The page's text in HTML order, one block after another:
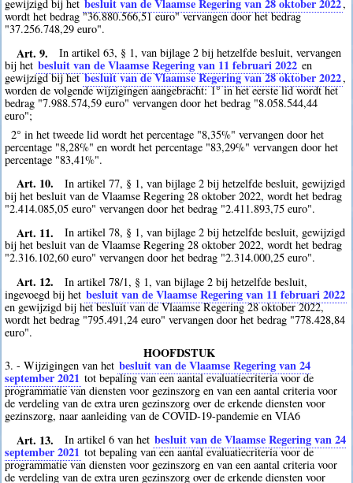
gewijzigd bij het besluit van de Vlaamse Regering van 28 oktober 2022,
wordt het bedrag "36.880.566,51 euro" vervangen door het bedrag
"37.256.748,29 euro".
Art. 9.
In artikel 63, § 1, van bijlage 2 bij hetzelfde besluit, vervangen
bij het besluit van de Vlaamse Regering van 11 februari 2022 en
gewijzigd bij hetbesluit van de Vlaamse Regering van 28 oktober 2022,
worden de volgende wijzigingen aangebracht: 1° in het eerste lid wordt het
bedrag "7.988.574,59 euro" vervangen door het bedrag "8.058.544,44
euro";
2° in het tweede lid wordt het percentage "8,35%" vervangen door het
percentage "8,28%" en wordt het percentage "83,29%" vervangen door het
percentage "83,41%".
Art. 10.
In artikel 77, § 1, van bijlage 2 bij hetzelfde besluit, gewijzigd
bij het besluit van de Vlaamse Regering 28 oktober 2022, wordt het bedrag
"2.414.085,05 euro" vervangen door het bedrag "2.411.893,75 euro".
Art. 11.
In artikel 78, § 1, van bijlage 2 bij hetzelfde besluit, gewijzigd
bij het besluit van de Vlaamse Regering 28 oktober 2022, wordt het bedrag
"2.316.102,60 euro" vervangen door het bedrag "2.314.000,25 euro".
Art. 12.
In artikel 78/1, § 1, van bijlage 2 bij hetzelfde besluit,
ingevoegd bij het besluit van de Vlaamse Regering van 11 februari 2022
en gewijzigd bij het besluit van de Vlaamse Regering 28 oktober 2022,
wordt het bedrag "795.491,24 euro" vervangen door het bedrag "778.428,84
euro".
HOOFDSTUK
3. - Wijzigingen van het besluit van de Vlaamse Regering van 24
september 2021 tot bepaling van een aantal evaluatiecriteria voor de
programmatie van diensten voor gezinszorg en van een aantal criteria voor
de verdeling van de extra uren gezinszorg over de erkende diensten voor
gezinszorg, naar aanleiding van de COVID-19-pandemie en VIA6
Art. 13. In artikel 6 van het besluit van de Vlaamse Regering van 24
september 2021 tot bepaling van een aantal evaluatiecriteria voor de
programmatie van diensten voor gezinszorg en van een aantal criteria voor
de verdeling van de extra uren gezinszorg over de erkende diensten voor